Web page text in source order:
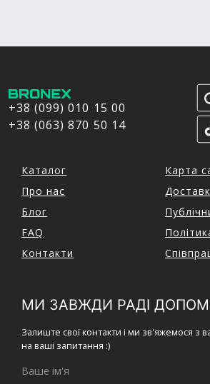
+38 (099) 010 15 00
+38 (063) 870 50 14
Каталог
Про нас
Блог
FAQ
Контакти
Карта
МИ ЗАВЖДИ РАДІ
Залиште свої контакти і ми зв'яжемося з
на ваші запитання :)
Ваше ім'я